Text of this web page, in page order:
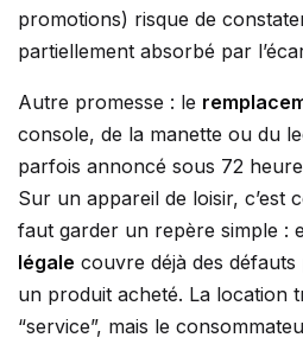
promotions) risque de
partiellement absorbé par
Autre promesse : le
console, de la manette ou du
parfois annoncé sous 72
Sur un appareil de loisir, c’est
faut garder un repère simple :
légale couvre déjà des
un produit acheté. La location
“service”, mais le